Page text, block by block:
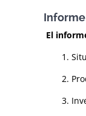
El
1.
2.
3.